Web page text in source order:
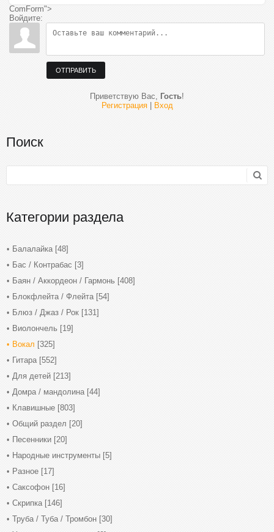
ComForm">
Войдите:
ОТПРАВИТЬ
Приветствую Вас, Гость!
Регистрация| Вход
Поиск
Категории раздела
Балалайка [48]
Бас / Контрабас [3]
Баян / Аккордеон / Гармонь [408]
Блокфлейта / Флейта [54]
Блюз / Джаз / Рок [131]
Виолончель [19]
Вокал [325]
Гитара [552]
Для детей [213]
Домра / мандолина [44]
Клавишные [803]
Общий раздел [20]
Песенники [20]
Народные инструменты [5]
Разное [17]
Саксофон [16]
Скрипка [146]
Труба / Туба / Тромбон [30]